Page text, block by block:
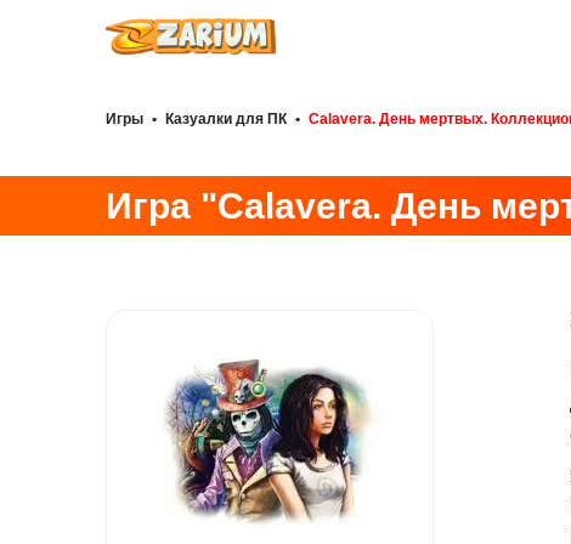
Игры • Казуалки для ПК • Calavera. День мертвых.
Игра "Calavera. День